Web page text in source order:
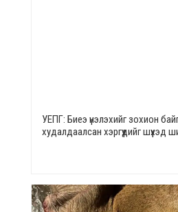
УЕПГ: Биеэ үнэлэхийг зохион
худалдаалсан хэргүүдийг шүүхэд